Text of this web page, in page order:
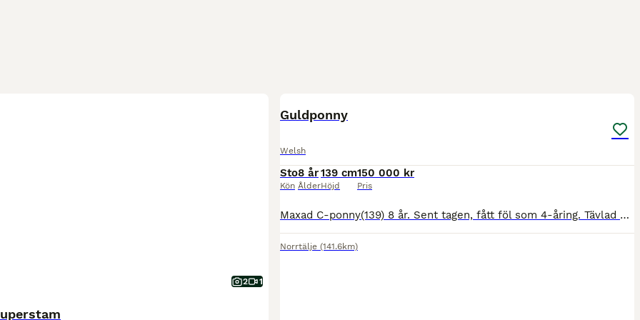
2 1
Guldponny
Welsh
Sto
Kön
8 år
Ålder
139 cm
Höjd
150 000 kr
Pris
Maxad C-ponny(139) 8 år. Sent tagen, fått föl som 4-åring. Tävlad hoppning, felfritt LC, debuterat LB med godkänt resultat. Kapacitet för mer i hoppning men kapacitet för alla discipliner. Lätt i all
Norrtälje (141.6km)